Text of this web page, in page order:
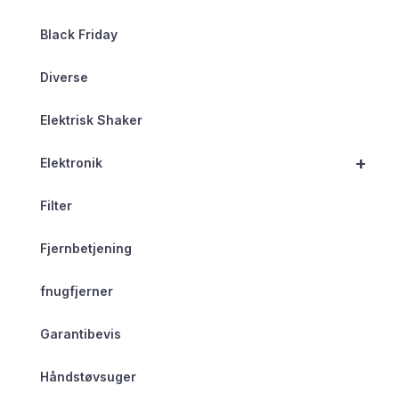
Black Friday
Diverse
Elektrisk Shaker
+
Elektronik
Filter
Fjernbetjening
fnugfjerner
Garantibevis
Håndstøvsuger